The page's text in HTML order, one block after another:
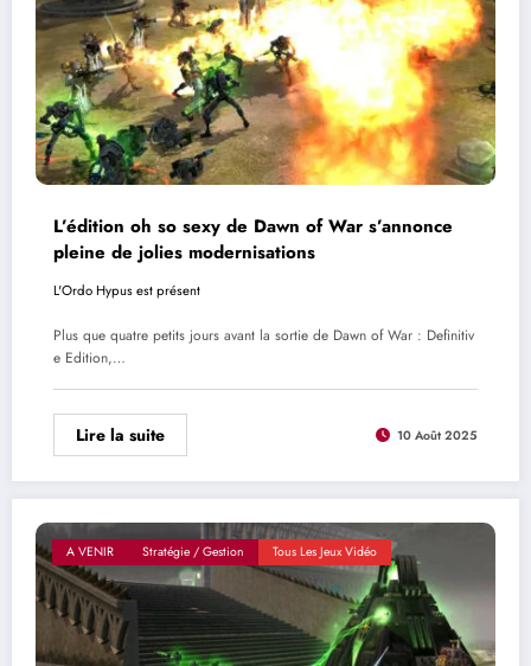
L’édition oh so sexy de Dawn of War s’annonce
pleine de jolies modernisations
L'Ordo Hypus est présent
Plus que quatre petits jours avant la sortie de Dawn of War : Definitiv
e Edition,…
Lire la suite 10 Août 2025
A VENIR Stratégie / Gestion Tous Les Jeux Vidéo